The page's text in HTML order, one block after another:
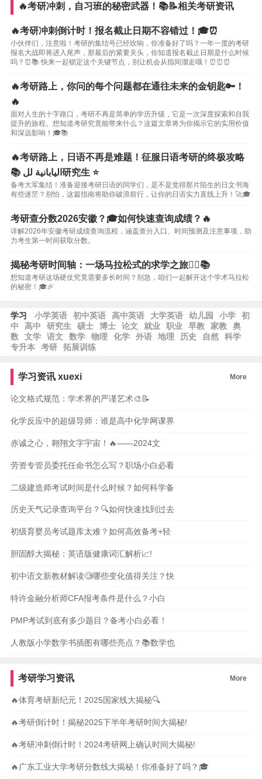
🔥考研冲刺，自习班的秘密武器！📚📝相关考研资讯
🔥考研冲刺倒计时！报名截止日期不容错过！🎓⏰
小伙伴们，注意啦！考研的集结号已经吹响，你准备好了吗？一年一度的考研
报名大战即将进入尾声，那最后的紧要关头，你知道报名截止日期是什么时候
吗？⏰📚 快来一起锁定这个关键节点，别让机会从指间溜走哦！⏰⏰⏰
🔥考研路上，你问的每个问题都在通往未来的金钥匙🔑！
🔥
面对人生的十字路口，考研不再是简单的学历升级，它是一次深度探索和自我
提升的旅程。想知道考研究竟能带来什么？这篇文章将为你揭示它的实用价值
和深远影响！🎓📚
🔥考研路上，日语不再是难题！征服日语考研的终极攻略
📚 اليابانية لل研究生 ⭐️
备考大军集结！准备迎接考研日语的同学们，是不是觉得那片陌生的日文书海
有些迷茫？别怕，这篇指南将助你破浪前行，让你的日语实力直线上升！🚀🎓
考研查分数2026安徽？🎓如何快速查询成绩？🔥
详解2026年安徽考研成绩查询流程，涵盖查分入口、时间预测及注意事项，助
力考生第一时间获取分数。
揭秘考研时间轴：一场马拉松式的求学之旅🏃‍♀️📚
想知道考研这场硬仗究竟需要多长时间？别急，咱们一起解开这个学术马拉松
的秘密！🎓🎉
学习 小学英语 初中英语 高中英语 大学英语 幼儿园 小学
初
中
高中 研究生 硕士 博士 论文 就业 职业 早教 家教
奥
数
文学 语文 数学 物理 化学 外语 地理 历史 自然
科学
专升本
考研 拓展训练
学习资讯 xuexi More
论文格式规范：学术界的严谨艺术🎨📝
化学反应中的超级导师：谁是高中化学网课界
赤诚之心，翱翔文字宇宙！🔥——2024文
劳资专管员委托任命书怎么写？职场小白必看
二级建造师考试时间是什么时候？如何科学备
历史天气记录查询平台？🔍如何快速找到过去
初级育婴员考试题库太难？如何高效备考+轻
胆固醇大揭秘：英语版健康词汇解析📈!
初中语文新教材解读🧐哪些变化值得关注？快
特许金融分析师CFA报考条件是什么？小白
PMP考试到底有多少题目？备考小白必看！
人教版小学数学书插图有哪些亮点？📚数学也
考研学习资讯 More
🔥体育考研新纪元！2025国家线大揭秘🔍
🔥考研倒计时！揭秘2025下半年考研时间大揭秘!
🔥考研冲刺倒计时！2024考研网上确认时间大揭秘!
🔥广东工业大学考研分数线大揭秘！你准备好了吗？🎓